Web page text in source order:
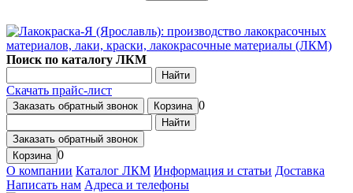
Поиск по каталогу ЛКМ
Найти
Скачать прайс-лист
Заказать обратный звонок Корзина 0
Найти
Заказать обратный звонок
Корзина 0
О компании Каталог ЛКМ Информация и статьи Доставка
Написать нам Адреса и телефоны